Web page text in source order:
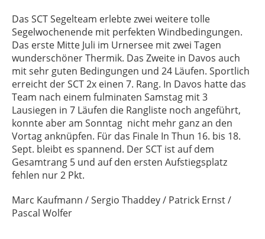
Das SCT Segelteam erlebte zwei weitere tolle
Segelwochenende mit perfekten Windbedingungen.
Das erste Mitte Juli im Urnersee mit zwei Tagen
wunderschöner Thermik. Das Zweite in Davos auch
mit sehr guten Bedingungen und 24 Läufen. Sportlich
erreicht der SCT 2x einen 7. Rang. In Davos hatte das
Team nach einem fulminaten Samstag mit 3
Lausiegen in 7 Läufen die Rangliste noch angeführt,
konnte aber am Sonntag nicht mehr ganz an den
Vortag anknüpfen. Für das Finale In Thun 16. bis 18.
Sept. bleibt es spannend. Der SCT ist auf dem
Gesamtrang 5 und auf den ersten Aufstiegsplatz
fehlen nur 2 Pkt.
Marc Kaufmann / Sergio Thaddey / Patrick Ernst /
Pascal Wolfer